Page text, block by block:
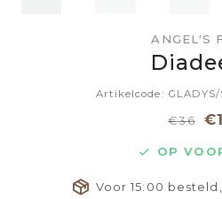
ANGEL'S
Artikelcode: GLADYS/
€36
OP
Voor 15:00